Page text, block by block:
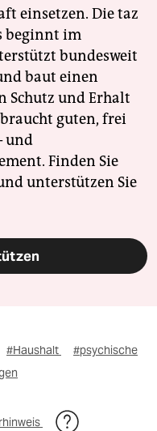
einsetzen. Die taz
beginnt im
bundesweit
baut einen
Schutz und Erhalt
guten, frei
und
Finden Sie
unterstützen Sie
#Haushalt
#psychische